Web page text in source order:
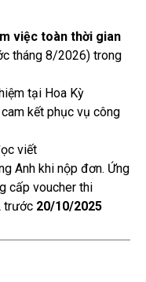
việc toàn thời gian
tháng 8/2026) trong
tại Hoa Kỳ
kết phục vụ công
viết
Anh khi nộp đơn. Ứng
cấp voucher thi
trước 20/10/2025